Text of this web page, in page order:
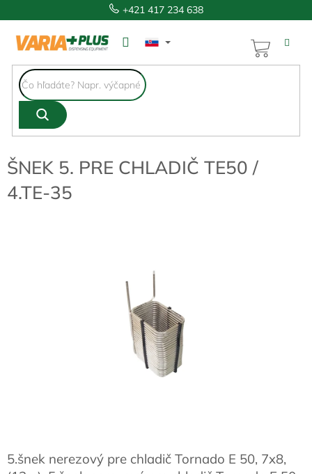
na
obsah
+421 417 234 638
KOŠÍK
ŠNEK 5. PRE CHLADIČ TE50 /
4.TE-35
5.šnek nerezový pre chladič Tornado E 50, 7x8,